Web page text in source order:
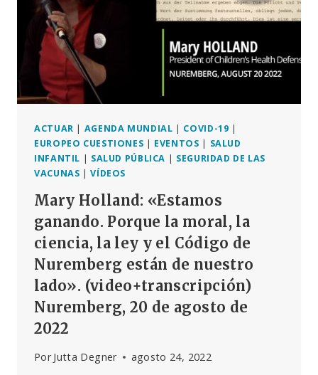
ES
AHORA»
(VIDEO)
–
NUREMBERG,
20
DE
DE
2022
ACTUAR | AGENDA MUNDIAL | COVID-19 |
EUROPEO CUESTIONES | EVENTOS | SALUD
INFANTIL | SALUD PÚBLICA | SEGURIDAD DE LAS
VACUNAS |VÍDEOS
Mary Holland: «Estamos
ganando. Porque la moral, la
ciencia, la ley y el Código de
Nuremberg están de nuestro
lado». (video+transcripción)
Nuremberg, 20 de agosto de
2022
Por Jutta Degner agosto 24, 2022